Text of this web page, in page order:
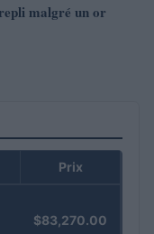
malgré un or
Prix
$83,270.00